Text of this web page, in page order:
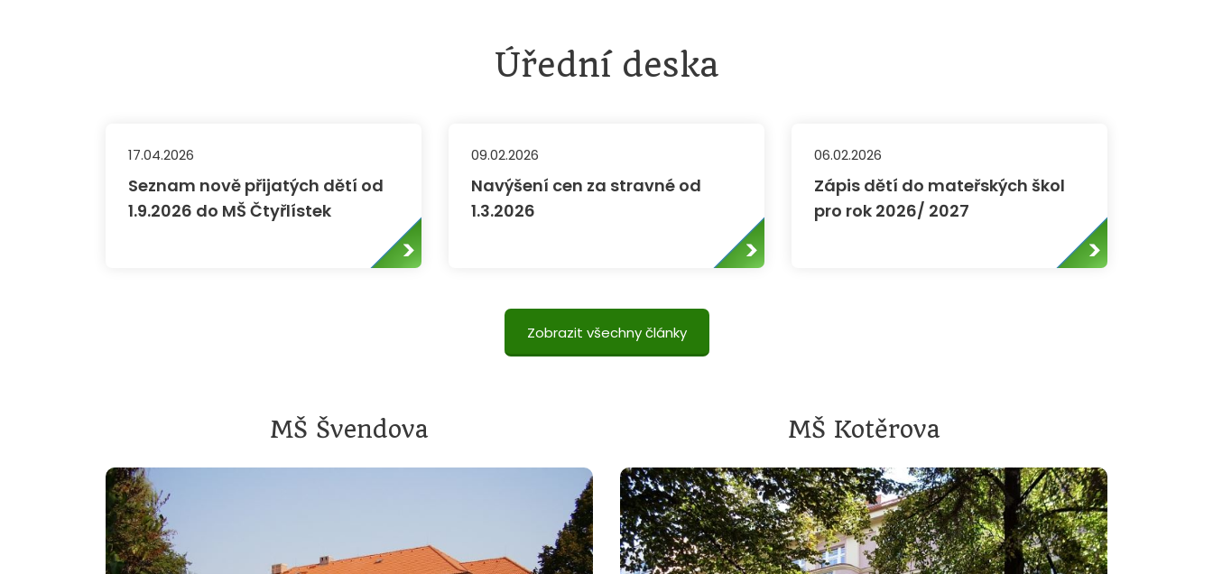
Úřední deska
17.04.2026
Seznam nově přijatých dětí od
1.9.2026 do MŠ Čtyřlístek
09.02.2026
Navýšení cen za stravné od
1.3.2026
06.02.2026
Zápis dětí do mateřských škol
pro rok 2026/ 2027
Zobrazit všechny články
MŠ Švendova MŠ Kotěrova